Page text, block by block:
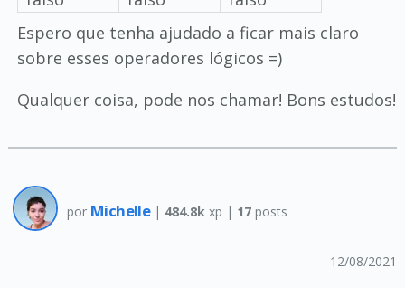
Espero que tenha ajudado a ficar mais claro
sobre esses operadores lógicos =)
Qualquer coisa, pode nos chamar! Bons estudos!
por Michelle | 484.8k xp | 17posts
12/08/2021